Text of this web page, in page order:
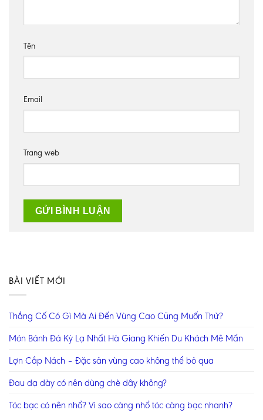
Tên
Email
Trang web
BÀI VIẾT MỚI
Thắng Cố Có Gì Mà Ai Đến Vùng Cao Cũng Muốn Thử?
Món Bánh Đá Kỳ Lạ Nhất Hà Giang Khiến Du Khách Mê Mẩn
Lợn Cắp Nách – Đặc sản vùng cao không thể bỏ qua
Đau dạ dày có nên dùng chè dây không?
Tóc bạc có nên nhổ? Vì sao càng nhổ tóc càng bạc nhanh?